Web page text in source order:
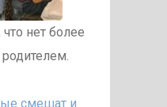
нет более
смешат и